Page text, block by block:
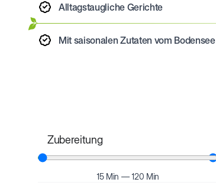
Alltagstaugliche Gerichte
Mit saisonalen Zutaten vom Bodensee
Zubereitung
15 Min —120 Min